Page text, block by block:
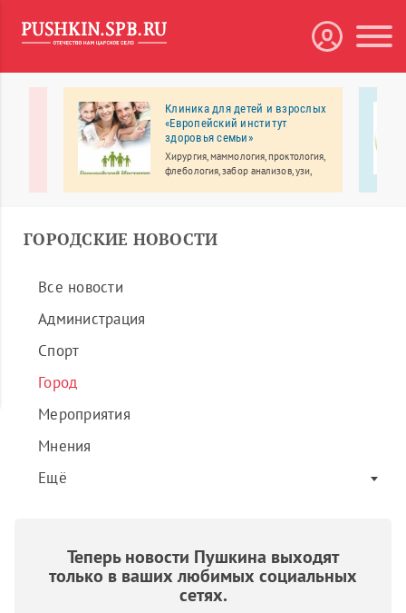
Клиника для детей и взрослых
«Европейский институт
здоровья семьи»
Хирургия, маммология, проктология,
флебология, забор анализов, узи,
ГОРОДСКИЕ НОВОСТИ
Все новости
Администрация
Спорт
Город
Мероприятия
Мнения
Ещё
Теперь новости Пушкина выходят
только в ваших любимых социальных
сетях.